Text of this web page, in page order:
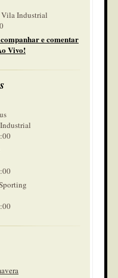
Vila Industrial
e comentar
Vivo!